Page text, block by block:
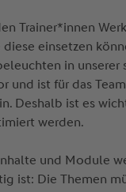
Trainer*innen
einsetzen
in
und ist für das
Deshalb ist es
werden.
und Module
ist: Die Themen